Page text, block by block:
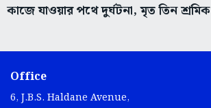
কাজে যাওয়ার পথে দুর্ঘটনা, মৃত তিন শ্রমিক
Office
6, J.B.S. Haldane Avenue,